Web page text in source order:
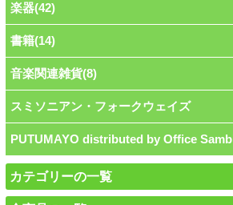
楽器(42)
書籍(14)
音楽関連雑貨(8)
スミソニアン・フォークウェイズ
PUTUMAYO distributed by Office
カテゴリーの一覧